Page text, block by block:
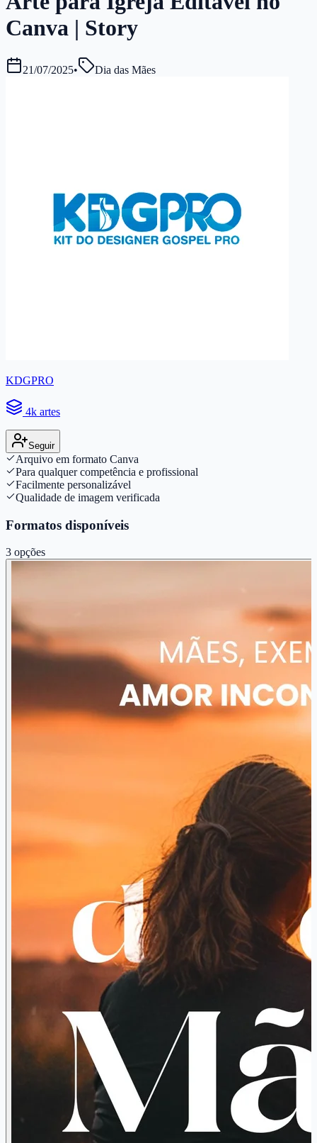
Canva | Story
21/07/2025• Dia das Mães
KDGPRO
4k artes
Seguir
Arquivo em formato Canva
Para qualquer competência e profissional
Facilmente personalizável
Qualidade de imagem verificada
Formatos disponíveis
3 opções